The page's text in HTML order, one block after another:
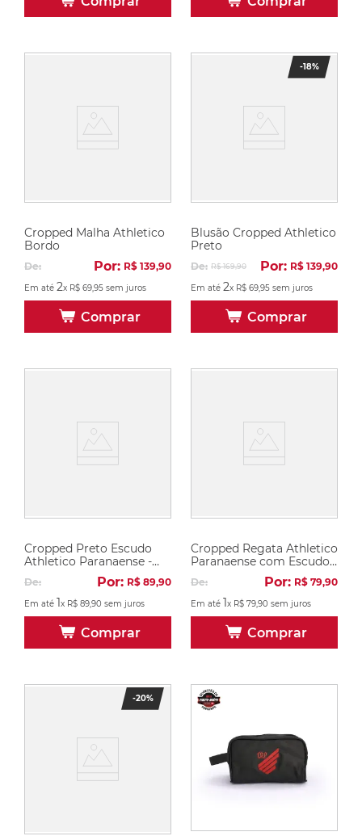
Cropped Malha Athletico
Bordo
De: Por: R$ 139,90
Em até 2x R$ 69,95 sem juros
Comprar
-18%
Blusão Cropped Athletico
Preto
De: R$169,90 Por: R$ 139,90
Em até 2x R$ 69,95 sem juros
Comprar
Cropped Preto Escudo
Athletico Paranaense -
De: Por: R$ 89,90
Em até 1x R$ 89,90 sem juros
Comprar
Cropped Regata Athletico
Paranaense com Escudo -
De: Por: R$ 79,90
Em até 1x R$ 79,90 sem juros
Comprar
-20%